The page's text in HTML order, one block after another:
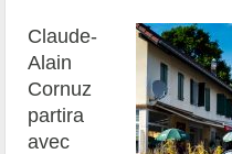
Claude-
Alain
Cornuz
partira
avec